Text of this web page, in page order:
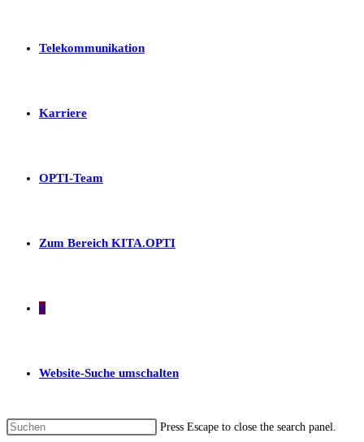
Telekommunikation
Karriere
OPTI-Team
Zum Bereich KITA.OPTI
0
Website-Suche umschalten
Press Escape to close the search panel.